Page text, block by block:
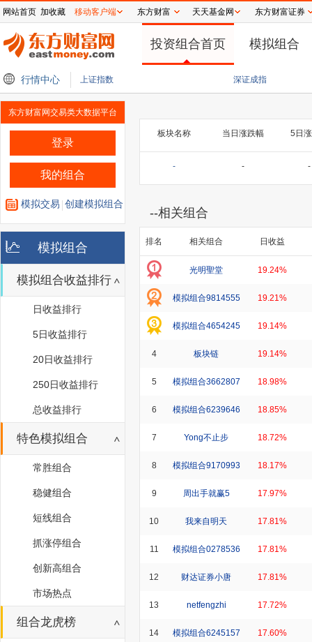
网站首页 加收藏 移动客户端 东方财富 天天基金网 东方财富证券
投资组合首页 模拟组合
行情中心 上证指数 深证成指
14% 中国市场增速领跑亚洲 明天，打新宇树！受益影子股名单来了
东方财富网交易类大数据平台
登录
我的组合
模拟交易 创建模拟组合
模拟组合
模拟组合收益排行
日收益排行
5日收益排行
20日收益排行
250日收益排行
总收益排行
特色模拟组合
常胜组合
稳健组合
短线组合
抓涨停组合
创新高组合
市场热点
组合龙虎榜
板块名称 当日涨跌幅 5日
- - -
--相关组合
排名 相关组合 日收益
光明聖堂 19.24%
模拟组合9814555 19.21%
模拟组合4654245 19.14%
4 板块链 19.14%
5 模拟组合3662807 18.98%
6 模拟组合6239646 18.85%
7 Yong不止步 18.72%
8 模拟组合9170993 18.17%
9 周出手就赢5 17.97%
10 我来自明天 17.81%
11 模拟组合0278536 17.81%
12 财达证券小唐 17.81%
13 netfengzhi 17.72%
14 模拟组合6245157 17.60%